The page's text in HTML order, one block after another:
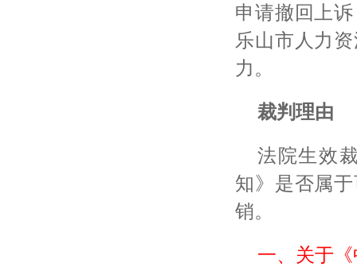
申请撤回上
乐山市人力
力。
裁判理由
法院生效
知》是否属
销。
一、关于